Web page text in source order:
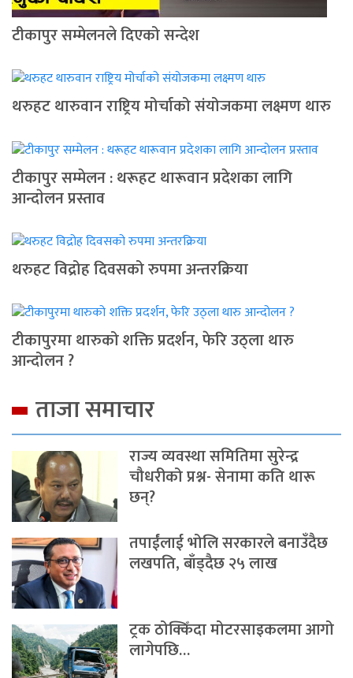
टीकापुर सम्मेलनले दिएको सन्देश
थरुहट थारुवान राष्ट्रिय मोर्चाको संयोजकमा लक्ष्मण थारु
टीकापुर सम्मेलन : थरूहट थारूवान प्रदेशका लागि
आन्दाेलन प्रस्ताव
थरुहट विद्रोह दिवसको रुपमा अन्तरक्रिया
टीकापुरमा थारुको शक्ति प्रदर्शन, फेरि उठ्ला थारु
आन्दोलन ?
ताजा समाचार
राज्य व्यवस्था समितिमा सुरेन्द्र
चौधरीको प्रश्न- सेनामा कति थारू
छन्?
तपाईंलाई भोलि सरकारले बनाउँदैछ
लखपति, बाँड्दैछ २५ लाख
ट्रक ठोक्किँदा मोटरसाइकलमा आगो
लागेपछि…